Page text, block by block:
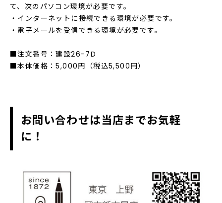
て、次のパソコン環境が必要です。
・インターネットに接続できる環境が必要です。
・電子メールを受信できる環境が必要です。
■注文番号：建設26-7D
■本体価格：5,000円（税込5,500円）
お問い合わせは当店までお気軽
に！